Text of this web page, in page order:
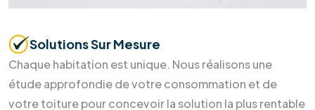
Soumettre maintenant